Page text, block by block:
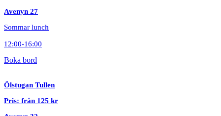
Avenyn 27
Sommar lunch
12:00-16:00
Boka bord
Ölstugan Tullen
Pris: från 125 kr